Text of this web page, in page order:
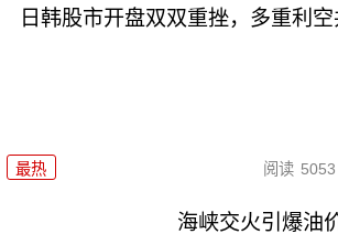
日韩股市开盘双双重挫，多重利
最热 阅读 5053
海峡交火引爆油